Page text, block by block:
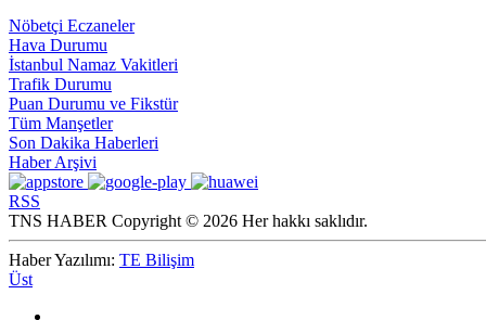
Nöbetçi Eczaneler
Hava Durumu
İstanbul Namaz Vakitleri
Trafik Durumu
Puan Durumu ve Fikstür
Tüm Manşetler
Son Dakika Haberleri
Haber Arşivi
RSS
TNS HABER Copyright © 2026 Her hakkı saklıdır.
Haber Yazılımı: TE Bilişim
Üst